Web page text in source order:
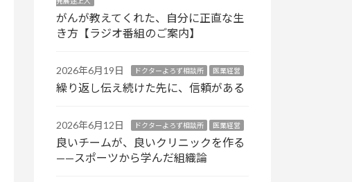
がんが教えてくれた、自分に正直な生
き方【ラジオ番組のご案内】
2026年6月19日 ドクターよろず相談所 医業経営
繰り返し伝え続けた先に、信頼がある
2026年6月12日 ドクターよろず相談所 医業経営
良いチームが、良いクリニックを作る
——スポーツから学んだ組織論